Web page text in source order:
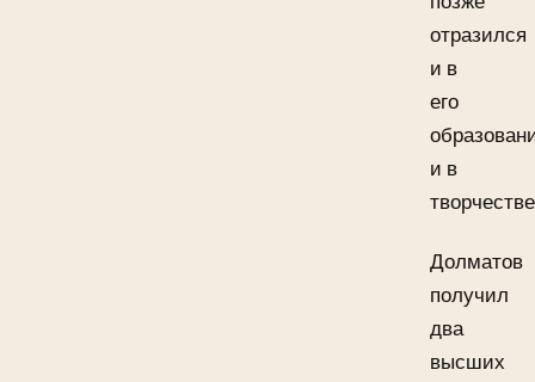
отразился
и в
его
и в
Долматов
получил
два
высших